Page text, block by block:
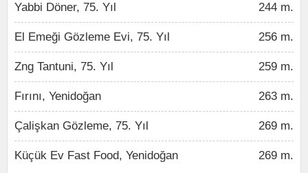
Yabbi Döner, 75. Yıl 244 m.
El Emeği Gözleme Evi, 75. Yıl 256 m.
Zng Tantuni, 75. Yıl 259 m.
Fırını, Yenidoğan 263 m.
Çalişkan Gözleme, 75. Yıl 269 m.
Küçük Ev Fast Food, Yenidoğan 269 m.